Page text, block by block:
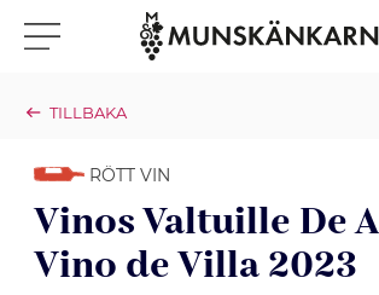
Klicka för meny
TILLBAKA
RÖTT VIN
Vinos Valtuille De
Vino de Villa 2023